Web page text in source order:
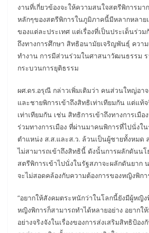
งานที่เกี่ยวข้องจะให้ความสนใจสตรีพิการม
หลักๆของสตรีพิการในภูมิภาคนี้มีหลากหลาย
ของแต่ละประเทศ แต่เรื่องที่เป็นประเด็นร่วม
ถึงทางการศึกษา สิทธิอนามัยเจริญพันธุ์ ความ
ทำงาน การมีส่วนร่วมในศาสนาวัฒนธรรม ร
กระบวนการยุติธรรม
ผศ.ดร.อรุณี กล่าวเพิ่มเติมว่า คนส่วนใหญ่อา
และชายพิการเข้าถึงสิทธิเท่าเทียมกัน แต่แท้
เท่าเทียมกัน เช่น สิทธิการเข้าถึงทางการเมื
ร่วมทางการเมือง ที่ผ่านมาคนพิการที่ไปนั่งใ
ตำแหน่ง ส.ส.และส.ว. ล้วนเป็นผู้ชายทั้งหมด
ไม่สามารถเข้าถึงสิทธินี้ ดังนั้นการผลักดันนโ
สตรีพิการเข้าไปนั่งในรัฐสภาจะผลักดันยาก
จะไม่สอดคล้องกับความต้องการของหญิงพิกา
“อยากให้สังคมตระหนักว่าในโลกนี้ยังมีผู้หญิ
หญิงพิการก็สามารถทำได้หลายอย่าง อยากใ
อย่างจริงจังในเรื่องของการส่งเสริมสิทธิป้อง